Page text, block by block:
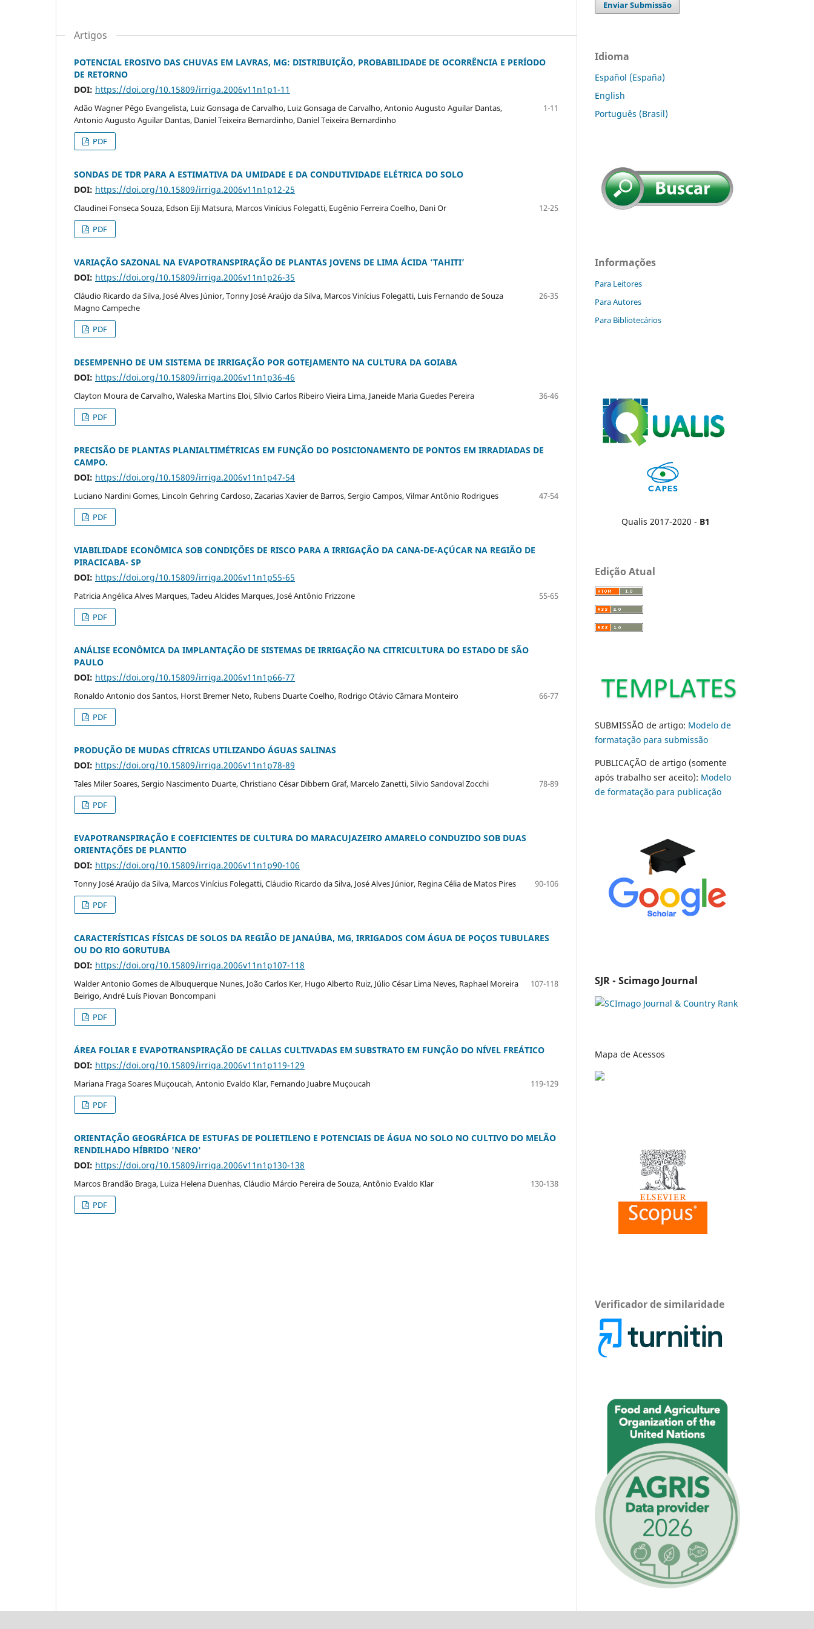
Artigos
POTENCIAL EROSIVO DAS CHUVAS EM LAVRAS, MG: DISTRIBUIÇÃO, PROBABILIDADE DE OCORRÊNCIA E PERÍODO
DE RETORNO
DOI: https://doi.org/10.15809/irriga.2006v11n1p1-11
Adão Wagner Pêgo Evangelista, Luiz Gonsaga de Carvalho, Luiz Gonsaga de Carvalho, Antonio Augusto Aguilar Dantas,
Antonio Augusto Aguilar Dantas, Daniel Teixeira Bernardinho, Daniel Teixeira Bernardinho
1-11
PDF
SONDAS DE TDR PARA A ESTIMATIVA DA UMIDADE E DA CONDUTIVIDADE ELÉTRICA DO SOLO
DOI: https://doi.org/10.15809/irriga.2006v11n1p12-25
Claudinei Fonseca Souza, Edson Eiji Matsura, Marcos Vinícius Folegatti, Eugênio Ferreira Coelho, Dani Or
12-25
PDF
VARIAÇÃO SAZONAL NA EVAPOTRANSPIRAÇÃO DE PLANTAS JOVENS DE LIMA ÁCIDA ‘TAHITI’
DOI: https://doi.org/10.15809/irriga.2006v11n1p26-35
Cláudio Ricardo da Silva, José Alves Júnior, Tonny José Araújo da Silva, Marcos Vinícius Folegatti, Luis Fernando de Souza
Magno Campeche
26-35
PDF
DESEMPENHO DE UM SISTEMA DE IRRIGAÇÃO POR GOTEJAMENTO NA CULTURA DA GOIABA
DOI: https://doi.org/10.15809/irriga.2006v11n1p36-46
Clayton Moura de Carvalho, Waleska Martins Eloi, Sílvio Carlos Ribeiro Vieira Lima, Janeide Maria Guedes Pereira
36-46
PDF
PRECISÃO DE PLANTAS PLANIALTIMÉTRICAS EM FUNÇÃO DO POSICIONAMENTO DE PONTOS EM IRRADIADAS DE
CAMPO.
DOI: https://doi.org/10.15809/irriga.2006v11n1p47-54
Luciano Nardini Gomes, Lincoln Gehring Cardoso, Zacarias Xavier de Barros, Sergio Campos, Vilmar Antônio Rodrigues
47-54
PDF
VIABILIDADE ECONÔMICA SOB CONDIÇÕES DE RISCO PARA A IRRIGAÇÃO DA CANA-DE-AÇÚCAR NA REGIÃO DE
PIRACICABA- SP
DOI: https://doi.org/10.15809/irriga.2006v11n1p55-65
Patricia Angélica Alves Marques, Tadeu Alcides Marques, José Antônio Frizzone
55-65
PDF
ANÁLISE ECONÔMICA DA IMPLANTAÇÃO DE SISTEMAS DE IRRIGAÇÃO NA CITRICULTURA DO ESTADO DE SÃO
PAULO
DOI: https://doi.org/10.15809/irriga.2006v11n1p66-77
Ronaldo Antonio dos Santos, Horst Bremer Neto, Rubens Duarte Coelho, Rodrigo Otávio Câmara Monteiro
66-77
PDF
PRODUÇÃO DE MUDAS CÍTRICAS UTILIZANDO ÁGUAS SALINAS
DOI: https://doi.org/10.15809/irriga.2006v11n1p78-89
Tales Miler Soares, Sergio Nascimento Duarte, Christiano César Dibbern Graf, Marcelo Zanetti, Silvio Sandoval Zocchi
78-89
PDF
EVAPOTRANSPIRAÇÃO E COEFICIENTES DE CULTURA DO MARACUJAZEIRO AMARELO CONDUZIDO SOB DUAS
ORIENTAÇÕES DE PLANTIO
DOI: https://doi.org/10.15809/irriga.2006v11n1p90-106
Tonny José Araújo da Silva, Marcos Vinícius Folegatti, Cláudio Ricardo da Silva, José Alves Júnior, Regina Célia de Matos Pires
90-106
PDF
CARACTERÍSTICAS FÍSICAS DE SOLOS DA REGIÃO DE JANAÚBA, MG, IRRIGADOS COM ÁGUA DE POÇOS TUBULARES
OU DO RIO GORUTUBA
DOI: https://doi.org/10.15809/irriga.2006v11n1p107-118
Walder Antonio Gomes de Albuquerque Nunes, João Carlos Ker, Hugo Alberto Ruiz, Júlio César Lima Neves, Raphael Moreira
Beirigo, André Luís Piovan Boncompani
107-118
PDF
ÁREA FOLIAR E EVAPOTRANSPIRAÇÃO DE CALLAS CULTIVADAS EM SUBSTRATO EM FUNÇÃO DO NÍVEL FREÁTICO
DOI: https://doi.org/10.15809/irriga.2006v11n1p119-129
Mariana Fraga Soares Muçoucah, Antonio Evaldo Klar, Fernando Juabre Muçoucah
119-129
PDF
ORIENTAÇÃO GEOGRÁFICA DE ESTUFAS DE POLIETILENO E POTENCIAIS DE ÁGUA NO SOLO NO CULTIVO DO MELÃO
RENDILHADO HÍBRIDO 'NERO'
DOI: https://doi.org/10.15809/irriga.2006v11n1p130-138
Marcos Brandão Braga, Luiza Helena Duenhas, Cláudio Márcio Pereira de Souza, Antônio Evaldo Klar
130-138
PDF
Enviar Submissão
Idioma
Español (España)
English
Português (Brasil)
Informações
Para Leitores
Para Autores
Para Bibliotecários
Qualis 2017-2020 - B1
Edição Atual
SUBMISSÃO de artigo: Modelo de
formatação para submissão
PUBLICAÇÃO de artigo (somente
após trabalho ser aceito): Modelo
de formatação para publicação
SJR - Scimago Journal
Mapa de Acessos
Verificador de similaridade